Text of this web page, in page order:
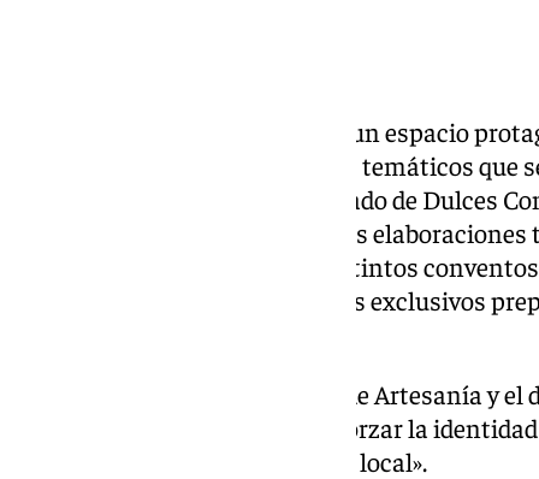
El centro histórico vuelve a ser un espacio
Granada gracias a los mercados temáticos
destaca especialmente el Mercado de Dulces
presenta por primera vez con las
fruto de la colaboración con distintos
cofradías, que ofrecen productos exclusivos
También continúa el Mercado de Artesanía y el
madera, que contribuyen «a reforzar la
ciudad y a impulsar el comercio local».